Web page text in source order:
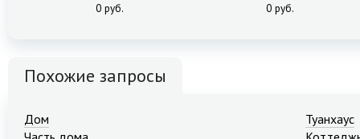
0 руб.
0 руб.
Похожие запросы
Дом
Туанхаус